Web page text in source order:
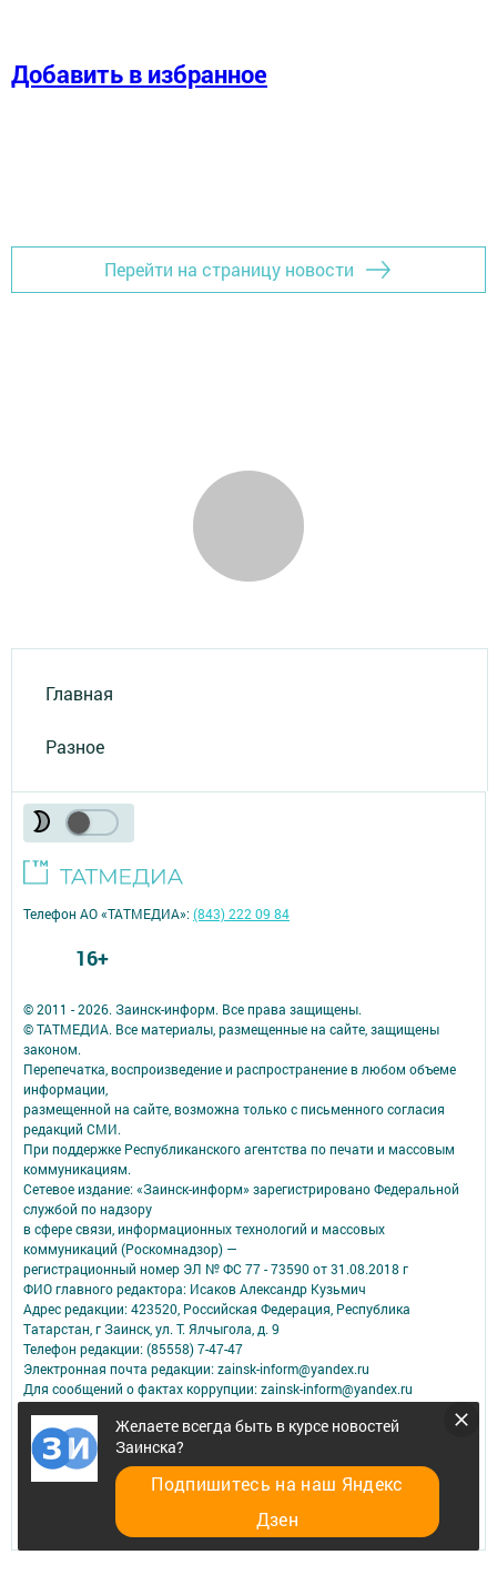
Добавить в избранное
Перейти на страницу новости
Главная
Разное
Желаете всегда быть в курсе новостей
Заинска?
Подпишитесь на наш Яндекс
Дзен
© 2011 - 2026. Заинск-информ. Все права защищены.
© ТАТМЕДИА. Все материалы, размещенные на сайте, защищены
законом.
Перепечатка, воспроизведение и распространение в любом объеме
информации,
размещенной на сайте, возможна только с письменного согласия
редакций СМИ.
При поддержке Республиканского агентства по печати и массовым
коммуникациям.
Сетевое издание: «Заинск-информ» зарегистрировано Федеральной
службой по надзору
в сфере связи, информационных технологий и массовых
коммуникаций (Роскомнадзор) —
регистрационный номер ЭЛ № ФС 77 - 73590 от 31.08.2018 г
ФИО главного редактора: Исаков Александр Кузьмич
Адрес редакции: 423520, Российская Федерация, Республика
Татарстан, г Заинск, ул. Т. Ялчыгола, д. 9
Телефон редакции: (85558) 7-47-47
Электронная почта редакции: zainsk-inform@yandex.ru
Для сообщений о фактах коррупции: zainsk-inform@yandex.ru
Антикоррупционная политика
АО «ТАТМЕДИА» использует «cookie»для персонализации сервисов и
удобства пользователей сайтом.
Политика конфиденциальности
Телефон АО «ТАТМЕДИА»:(843) 222 09 84
16+